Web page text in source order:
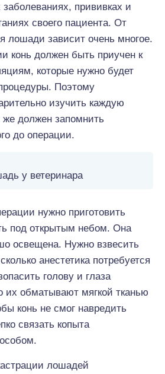
прививках и
своего пациента. От
лошади зависит очень многое.
конь должен быть приучен к
которые нужно будет
Поэтому
изучить каждую
должен запомнить
до операции.
у ветеринара
нужно приготовить
под открытым небом. Она
освещена. Нужно взвесить
анестетика потребуется
голову и глаза
их обматывают мягкой тканью
конь не смог навредить
связать копыта
лошадей